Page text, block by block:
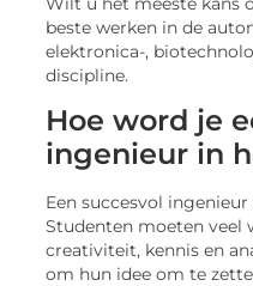
beste werken in de
elektronica-,
discipline.
Hoe word je
ingenieur in
Een succesvol
Studenten moeten veel
creativiteit, kennis en
om hun ​​idee om te